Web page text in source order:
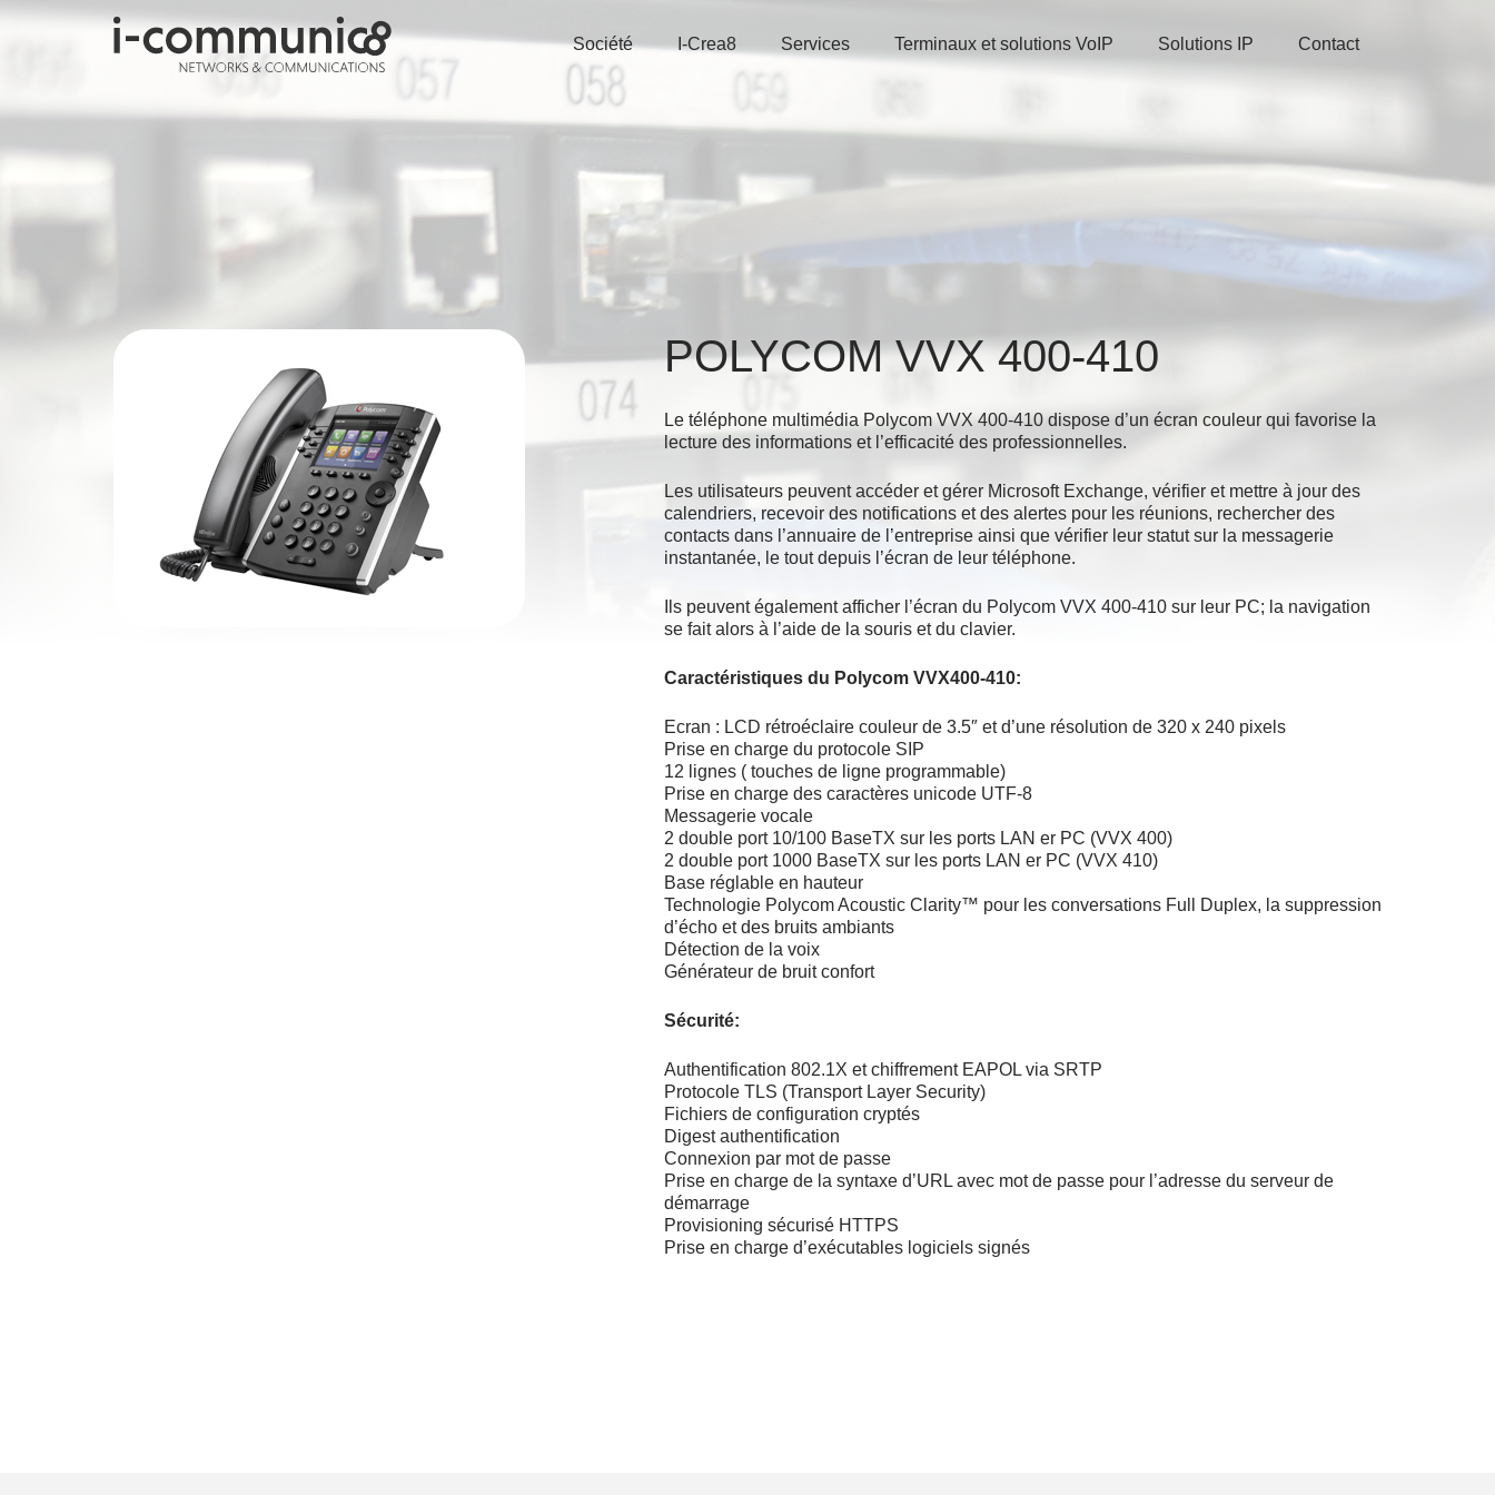
Société I-Crea8 Services Terminaux et solutions VoIP Solutions IP Contact
POLYCOM VVX 400-410
Le téléphone multimédia Polycom VVX 400-410 dispose d’un écran couleur qui favorise la
lecture des informations et l’efficacité des professionnelles.
Les utilisateurs peuvent accéder et gérer Microsoft Exchange, vérifier et mettre à jour des
calendriers, recevoir des notifications et des alertes pour les réunions, rechercher des
contacts dans l’annuaire de l’entreprise ainsi que vérifier leur statut sur la messagerie
instantanée, le tout depuis l’écran de leur téléphone.
Ils peuvent également afficher l’écran du Polycom VVX 400-410 sur leur PC; la navigation
se fait alors à l’aide de la souris et du clavier.
Caractéristiques du Polycom VVX400-410:
Ecran : LCD rétroéclaire couleur de 3.5″ et d’une résolution de 320 x 240 pixels
Prise en charge du protocole SIP
12 lignes ( touches de ligne programmable)
Prise en charge des caractères unicode UTF-8
Messagerie vocale
2 double port 10/100 BaseTX sur les ports LAN er PC (VVX 400)
2 double port 1000 BaseTX sur les ports LAN er PC (VVX 410)
Base réglable en hauteur
Technologie Polycom Acoustic Clarity™ pour les conversations Full Duplex, la suppression
d’écho et des bruits ambiants
Détection de la voix
Générateur de bruit confort
Sécurité:
Authentification 802.1X et chiffrement EAPOL via SRTP
Protocole TLS (Transport Layer Security)
Fichiers de configuration cryptés
Digest authentification
Connexion par mot de passe
Prise en charge de la syntaxe d’URL avec mot de passe pour l’adresse du serveur de
démarrage
Provisioning sécurisé HTTPS
Prise en charge d’exécutables logiciels signés